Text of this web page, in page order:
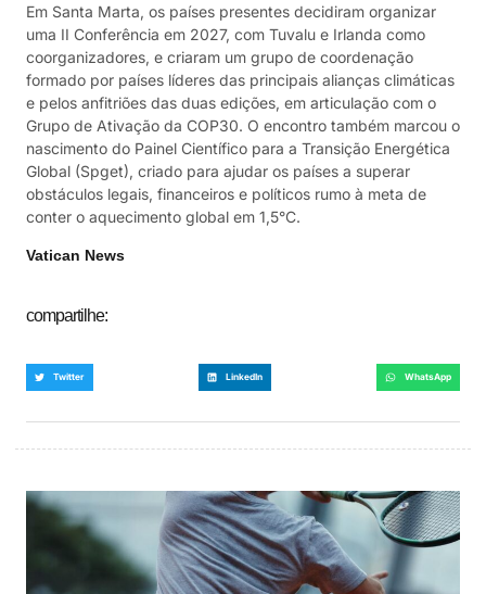
Em Santa Marta, os países presentes decidiram organizar
uma II Conferência em 2027, com Tuvalu e Irlanda como
coorganizadores, e criaram um grupo de coordenação
formado por países líderes das principais alianças climáticas
e pelos anfitriões das duas edições, em articulação com o
Grupo de Ativação da COP30. O encontro também marcou o
nascimento do Painel Científico para a Transição Energética
Global (Spget), criado para ajudar os países a superar
obstáculos legais, financeiros e políticos rumo à meta de
conter o aquecimento global em 1,5°C.
Vatican News
compartilhe:
Twitter LinkedIn WhatsApp